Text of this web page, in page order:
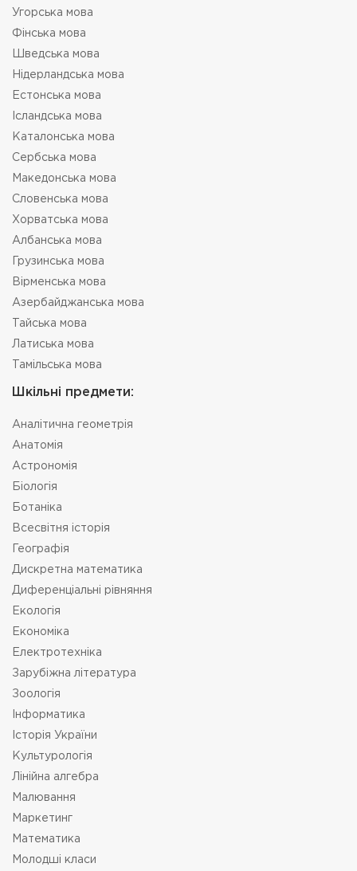
Угорська мова
Фінська мова
Шведська мова
Нідерландська мова
Естонська мова
Ісландська мова
Каталонська мова
Сербська мова
Македонська мова
Словенська мова
Хорватська мова
Албанська мова
Грузинська мова
Вірменська мова
Азербайджанська мова
Тайська мова
Латиська мова
Тамільська мова
Шкільні предмети:
Аналітична геометрія
Анатомія
Астрономія
Біологія
Ботаніка
Всесвітня історія
Географія
Дискретна математика
Диференціальні рівняння
Екологія
Економіка
Електротехніка
Зарубіжна література
Зоологія
Інформатика
Історія України
Культурологія
Лінійна алгебра
Малювання
Маркетинг
Математика
Молодші класи